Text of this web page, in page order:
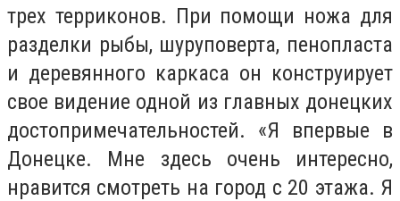
трех терриконов. При помощи ножа для
разделки рыбы, шуруповерта, пенопласта
и деревянного каркаса он конструирует
свое видение одной из главных донецких
достопримечательностей. «Я впервые в
Донецке. Мне здесь очень интересно,
нравится смотреть на город с 20 этажа. Я